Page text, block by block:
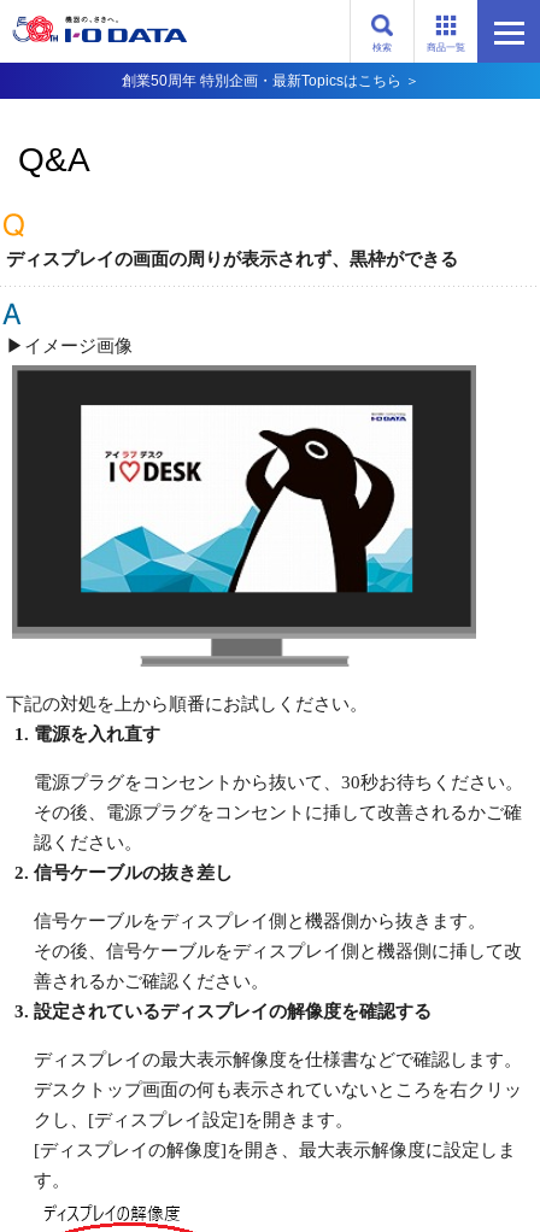
商品一覧
検索
創業50周年 特別企画・最新Topicsはこちら ＞
Q&A
ディスプレイの画面の周りが表示されず、黒枠ができる
▶イメージ画像
下記の対処を上から順番にお試しください。
電源を入れ直す
電源プラグをコンセントから抜いて、30秒お待ちください。
その後、電源プラグをコンセントに挿して改善されるかご確
認ください。
信号ケーブルの抜き差し
信号ケーブルをディスプレイ側と機器側から抜きます。
その後、信号ケーブルをディスプレイ側と機器側に挿して改
善されるかご確認ください。
設定されているディスプレイの解像度を確認する
ディスプレイの最大表示解像度を仕様書などで確認します。
デスクトップ画面の何も表示されていないところを右クリッ
クし、[ディスプレイ設定]を開きます。
[ディスプレイの解像度]を開き、最大表示解像度に設定しま
す。